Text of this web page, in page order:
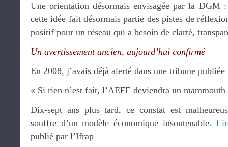
Une orientation désormais envisagée par la
cette idée fait désormais partie des pistes de
positif pour un réseau qui a besoin de clarté,
Un avertissement ancien, aujourd’hui confirmé
En 2008, j’avais déjà alerté dans une tribune
« Si rien n’est fait, l’AEFE deviendra un
Dix-sept ans plus tard, ce constat est
souffre d’un modèle économique insoutenable.
publié par l’Ifrap